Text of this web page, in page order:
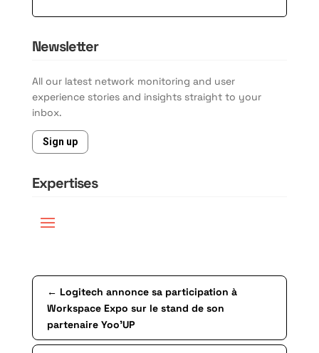
Newsletter
All our latest network monitoring and user
experience stories and insights straight to your
inbox.
Sign up
Expertises
← Logitech annonce sa participation à
Workspace Expo sur le stand de son
partenaire Yoo’UP